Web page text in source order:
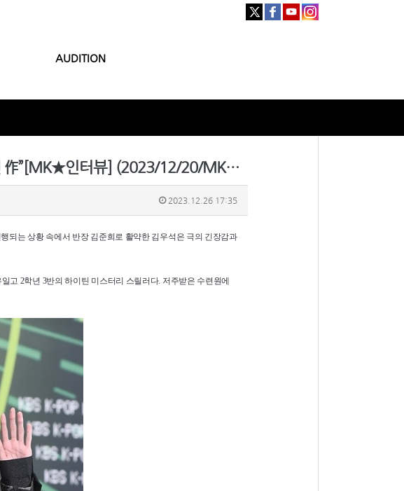
AUDITION
[기사] 배우 김우석의 성장..“‘밤이 되었습니다’, 도전 가득했던 作”[MK★인터뷰] (2023/12/20/MK스포츠)
2023.12.26 17:35
되는 상황 속에서 반장 김준희로 활약한 김우석은 극의 긴장감과
고 2학년 3반의 하이틴 미스터리 스릴러다. 저주받은 수련원에